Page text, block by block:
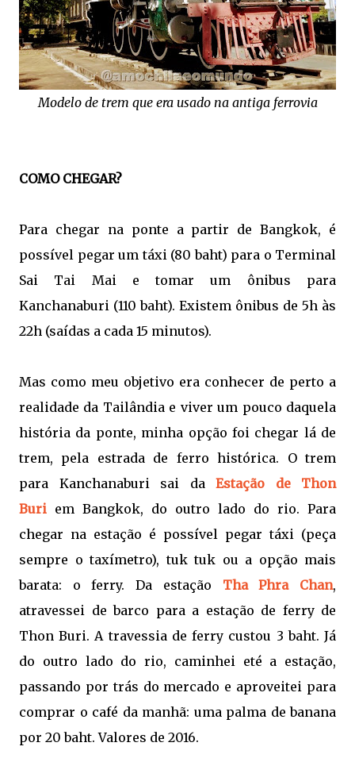
Modelo de trem que era usado na antiga ferrovia
COMO CHEGAR?
Para chegar na ponte a partir de Bangkok, é
possível pegar um táxi (80 baht) para o Terminal
Sai Tai Mai e tomar um ônibus para
Kanchanaburi (110 baht). Existem ônibus de 5h às
22h (saídas a cada 15 minutos).
Mas como meu objetivo era conhecer de perto a
realidade da Tailândia e viver um pouco daquela
história da ponte, minha opção foi chegar lá de
trem, pela estrada de ferro histórica. O trem
para Kanchanaburi sai da Estação de Thon
Buri em Bangkok, do outro lado do rio. Para
chegar na estação é possível pegar táxi (peça
sempre o taxímetro), tuk tuk ou a opção mais
barata: o ferry. Da estação Tha Phra Chan,
atravessei de barco para a estação de ferry de
Thon Buri. A travessia de ferry custou 3 baht. Já
do outro lado do rio, caminhei eté a estação,
passando por trás do mercado e aproveitei para
comprar o café da manhã: uma palma de banana
por 20 baht. Valores de 2016.